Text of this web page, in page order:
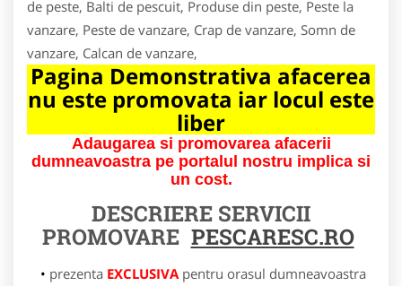
de peste, Balti de pescuit, Produse din peste, Peste la
vanzare, Peste de vanzare, Crap de vanzare, Somn de
vanzare, Calcan de vanzare,
Pagina Demonstrativa afacerea
nu este promovata iar locul este
liber
Adaugarea si promovarea afacerii
dumneavoastra pe portalul nostru implica si
un cost.
DESCRIERE SERVICII
PROMOVARE PESCARESC.RO
prezenta EXCLUSIVApentru orasul dumneavoastra